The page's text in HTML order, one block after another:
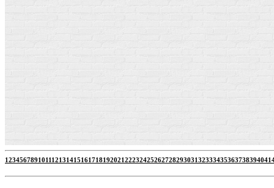
1234567891011121314151617181920212223242526272829303132333435363738394041